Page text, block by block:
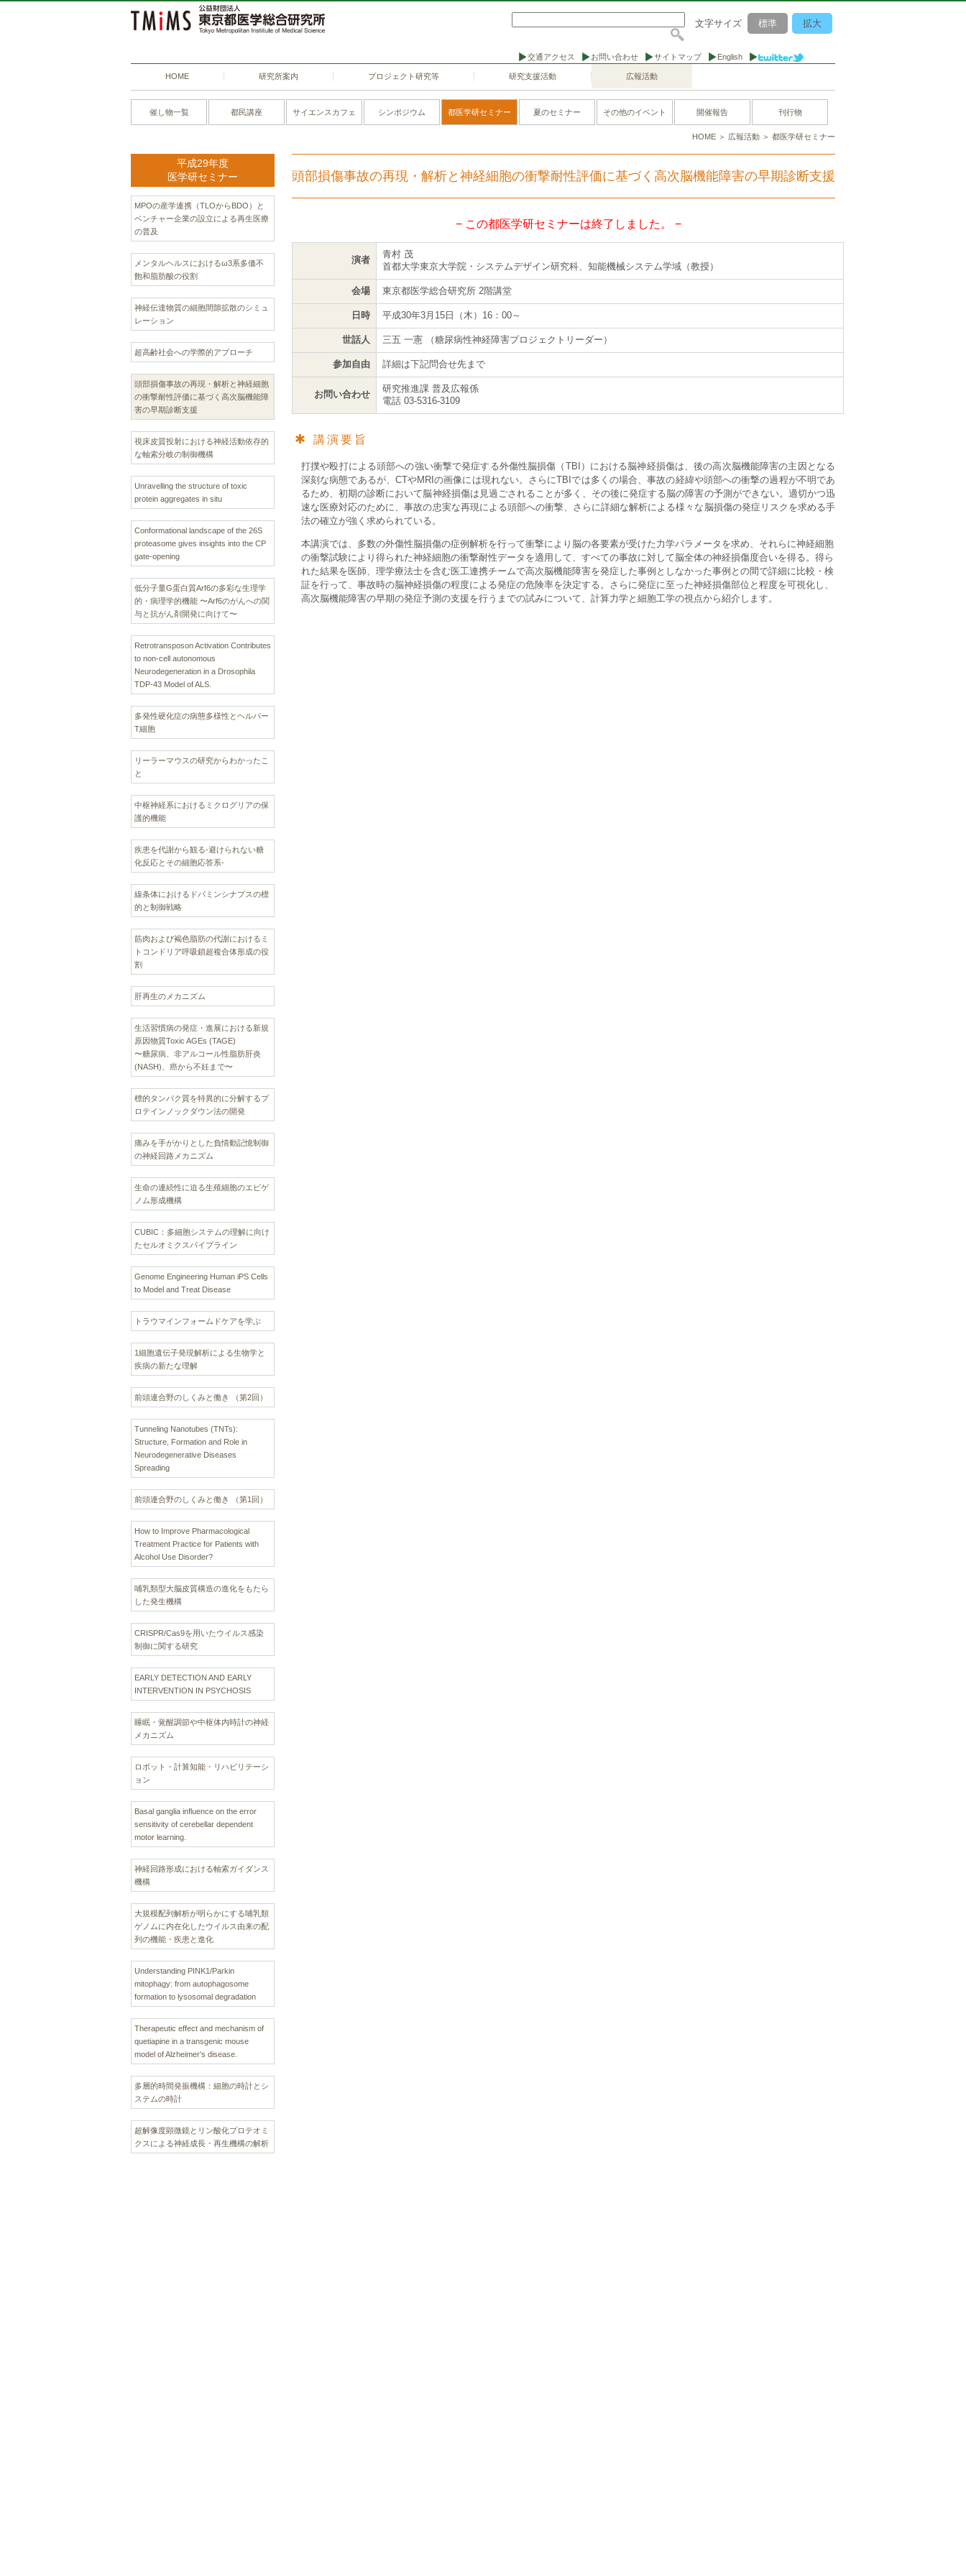
文字サイズ 標準 拡大
交通アクセス お問い合わせ サイトマップ English
HOME 研究所案内 プロジェクト研究等 研究支援活動 広報活動
催し物一覧 都民講座 サイエンスカフェ シンポジウム 都医学研セミナー 夏のセミナー その他のイベント 開催報告 刊行物
HOME ＞ 広報活動 ＞ 都医学研セミナー
平成29年度
医学研セミナー
MPOの産学連携（TLOからBDO）と
ベンチャー企業の設立による再生医療
の普及
メンタルヘルスにおけるω3系多価不
飽和脂肪酸の役割
神経伝達物質の細胞間隙拡散のシミュ
レーション
超高齢社会への学際的アプローチ
頭部損傷事故の再現・解析と神経細胞
の衝撃耐性評価に基づく高次脳機能障
害の早期診断支援
視床皮質投射における神経活動依存的
な軸索分岐の制御機構
Unravelling the structure of toxic
protein aggregates in situ
Conformational landscape of the 26S
proteasome gives insights into the CP
gate-opening
低分子量G蛋白質Arf6の多彩な生理学
的・病理学的機能 〜Arf6のがんへの関
与と抗がん剤開発に向けて〜
Retrotransposon Activation Contributes
to non-cell autonomous
Neurodegeneration in a Drosophila
TDP-43 Model of ALS.
多発性硬化症の病態多様性とヘルパー
T細胞
リーラーマウスの研究からわかったこ
と
中枢神経系におけるミクログリアの保
護的機能
疾患を代謝から観る‐避けられない糖
化反応とその細胞応答系‐
線条体におけるドパミンシナプスの標
的と制御戦略
筋肉および褐色脂肪の代謝におけるミ
トコンドリア呼吸鎖超複合体形成の役
割
肝再生のメカニズム
生活習慣病の発症・進展における新規
原因物質Toxic AGEs (TAGE)
〜糖尿病、非アルコール性脂肪肝炎
(NASH)、癌から不妊まで〜
標的タンパク質を特異的に分解するプ
ロテインノックダウン法の開発
痛みを手がかりとした負情動記憶制御
の神経回路メカニズム
生命の連続性に迫る生殖細胞のエピゲ
ノム形成機構
CUBIC：多細胞システムの理解に向け
たセルオミクスパイプライン
Genome Engineering Human iPS Cells
to Model and Treat Disease
トラウマインフォームドケアを学ぶ
1細胞遺伝子発現解析による生物学と
疾病の新たな理解
前頭連合野のしくみと働き （第2回）
Tunneling Nanotubes (TNTs):
Structure, Formation and Role in
Neurodegenerative Diseases
Spreading
前頭連合野のしくみと働き （第1回）
How to Improve Pharmacological
Treatment Practice for Patients with
Alcohol Use Disorder?
哺乳類型大脳皮質構造の進化をもたら
した発生機構
CRISPR/Cas9を用いたウイルス感染
制御に関する研究
EARLY DETECTION AND EARLY
INTERVENTION IN PSYCHOSIS
睡眠・覚醒調節や中枢体内時計の神経
メカニズム
ロボット・計算知能・リハビリテーシ
ョン
Basal ganglia influence on the error
sensitivity of cerebellar dependent
motor learning.
神経回路形成における軸索ガイダンス
機構
大規模配列解析が明らかにする哺乳類
ゲノムに内在化したウイルス由来の配
列の機能・疾患と進化
Understanding PINK1/Parkin
mitophagy: from autophagosome
formation to lysosomal degradation
Therapeutic effect and mechanism of
quetiapine in a transgenic mouse
model of Alzheimer’s disease.
多層的時間発振機構：細胞の時計とシ
ステムの時計
超解像度顕微鏡とリン酸化プロテオミ
クスによる神経成長・再生機構の解析
頭部損傷事故の再現・解析と神経細胞の衝撃耐性評価に基づく高次脳機能障害の早期診断支援
− この都医学研セミナーは終了しました。 −
演者
青村 茂
首都大学東京大学院・システムデザイン研究科、知能機械システム学域（教授）
会場 東京都医学総合研究所 2階講堂
日時 平成30年3月15日（木）16：00～
世話人 三五 一憲 （糖尿病性神経障害プロジェクトリーダー）
参加自由 詳細は下記問合せ先まで
お問い合わせ
研究推進課 普及広報係
電話 03-5316-3109
講演要旨
打撲や殴打による頭部への強い衝撃で発症する外傷性脳損傷（TBI）における脳神経損傷は、後の高次脳機能障害の主因となる
深刻な病態であるが、CTやMRIの画像には現れない。さらにTBIでは多くの場合、事故の経緯や頭部への衝撃の過程が不明であ
るため、初期の診断において脳神経損傷は見過ごされることが多く、その後に発症する脳の障害の予測ができない。適切かつ迅
速な医療対応のために、事故の忠実な再現による頭部への衝撃、さらに詳細な解析による様々な脳損傷の発症リスクを求める手
法の確立が強く求められている。
本講演では、多数の外傷性脳損傷の症例解析を行って衝撃により脳の各要素が受けた力学パラメータを求め、それらに神経細胞
の衝撃試験により得られた神経細胞の衝撃耐性データを適用して、すべての事故に対して脳全体の神経損傷度合いを得る。得ら
れた結果を医師、理学療法士を含む医工連携チームで高次脳機能障害を発症した事例としなかった事例との間で詳細に比較・検
証を行って、事故時の脳神経損傷の程度による発症の危険率を決定する。さらに発症に至った神経損傷部位と程度を可視化し、
高次脳機能障害の早期の発症予測の支援を行うまでの試みについて、計算力学と細胞工学の視点から紹介します。